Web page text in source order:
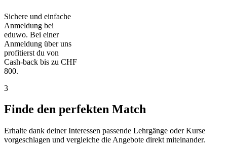
Sichere und einfache
Anmeldung bei
eduwo. Bei einer
Anmeldung über uns
profitierst du von
Cash-back bis zu CHF
800.
3
Finde den perfekten Match
Erhalte dank deiner Interessen passende Lehrgänge oder Kurse
vorgeschlagen und vergleiche die Angebote direkt miteinander.